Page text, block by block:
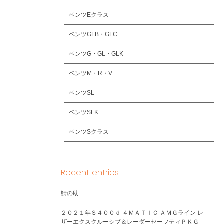
ベンツEクラス
ベンツGLB・GLC
ベンツG・GL・GLK
ベンツM・R・V
ベンツSL
ベンツSLK
ベンツSクラス
Recent entries
鯖の助
２０２１年Ｓ４００ｄ ４ＭＡＴＩＣ ＡＭＧライン レ
ザーエクスクルーシブ＆レーダーセーフティＰＫＧ